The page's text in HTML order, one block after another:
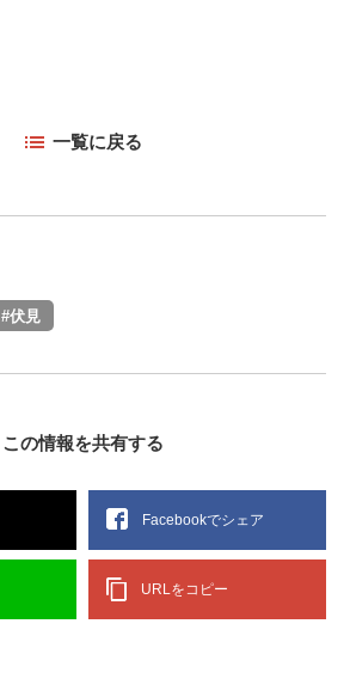
一覧に戻る
#伏見
この情報を共有する
Facebookでシェア
URLをコピー